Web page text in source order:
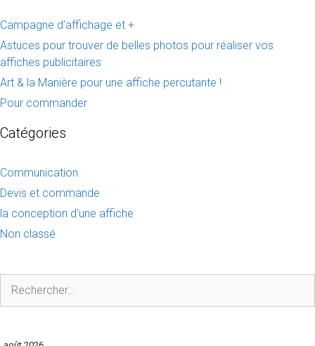
Campagne d’affichage et +
Astuces pour trouver de belles photos pour réaliser vos
affiches publicitaires
Art & la Manière pour une affiche percutante !
Pour commander
Catégories
Communication
Devis et commande
la conception d'une affiche
Non classé